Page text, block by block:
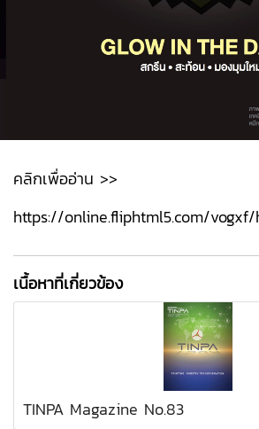
คลิกเพื่ออ่าน >>
https://online.fliphtml5.com/
เนื้อหาที่เกี่ยวข้อง
TINPA Magazine No.83